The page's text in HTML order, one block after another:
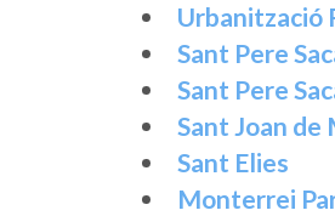
Urbanització
Sant Pere
Sant Pere
Sant Joan de
Sant Elies
Monterrei